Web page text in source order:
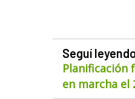
Seguí
Planificación
en marcha el